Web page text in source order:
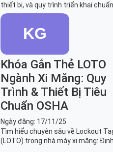
thiết bị, và quy trình triển khai chuẩn
1910.147. Bảo trì an toàn cho robot,
Khóa Gắn Thẻ LOTO
Ngành Xi Măng: Quy
Trình & Thiết Bị Tiêu
Chuẩn OSHA
Ngày đăng: 17/11/25
Tìm hiểu chuyên sâu về Lockout
(LOTO) trong nhà máy xi măng: Định